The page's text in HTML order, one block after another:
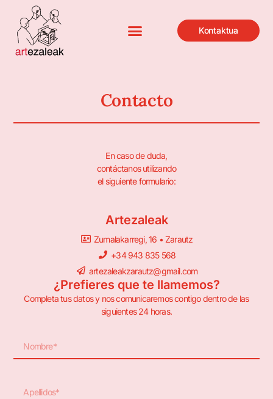
Kontaktua
Contacto
En caso de duda,
contáctanos utilizando
el siguiente formulario:
Artezaleak
Zumalakarregi, 16 • Zarautz
+34 943 835 568
artezaleakzarautz@gmail.com
¿Prefieres que te llamemos?
Completa tus datos y nos comunicaremos contigo dentro de las
siguientes 24 horas.